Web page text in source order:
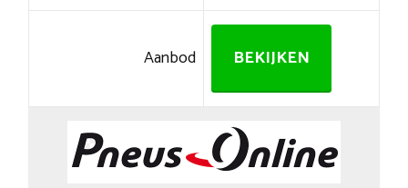
Aanbod BEKIJKEN